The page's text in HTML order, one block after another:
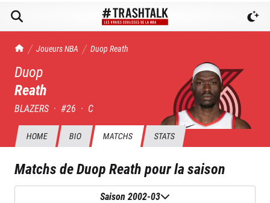
TrashTalk Actu NBA
Joueurs NBA Duop Reath
Duop
Reath
BLAZERS · #26 · C
HOME BIO MATCHS STATS
Matchs deDuop Reathpour la saison
Saison 2002-03